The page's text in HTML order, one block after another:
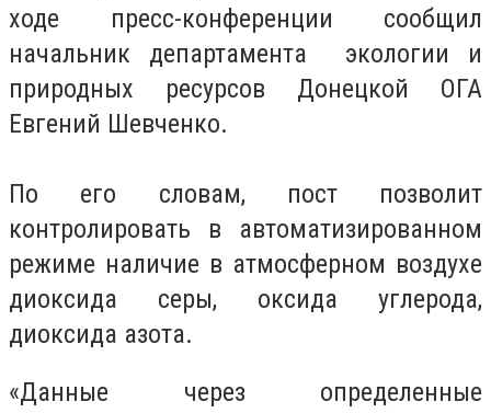
ходе пресс-конференции сообщил
начальник департамента экологии и
природных ресурсов Донецкой ОГА
Евгений Шевченко.
По его словам, пост позволит
контролировать в автоматизированном
режиме наличие в атмосферном воздухе
диоксида серы, оксида углерода,
диоксида азота.
«Данные через определенные